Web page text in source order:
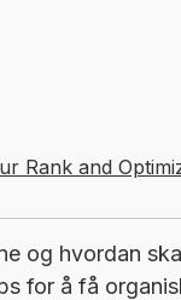
Rank and
og hvordan
for å få